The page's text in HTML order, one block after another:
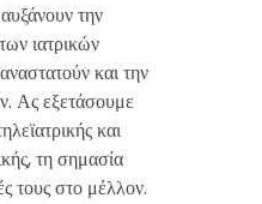
την
ιατρικών
και την
Ας εξετάσουμε
και
τη σημασία
τους στο μέλλον.